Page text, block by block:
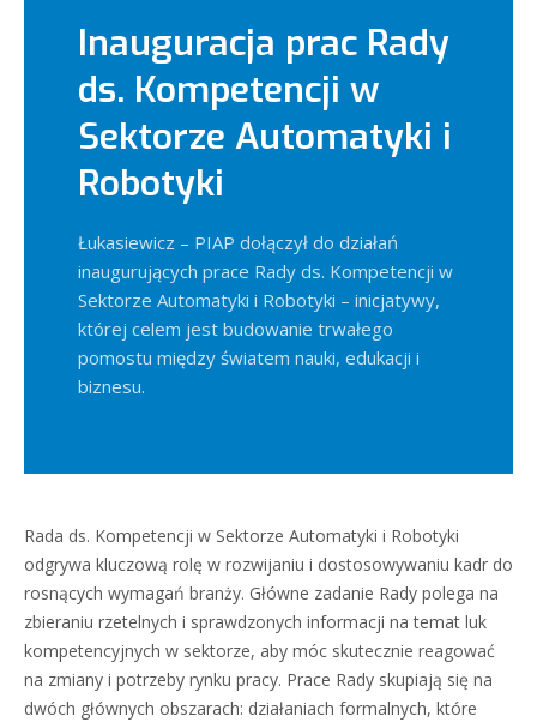
Inauguracja prac Rady
ds. Kompetencji w
Sektorze Automatyki i
Robotyki
Łukasiewicz – PIAP dołączył do działań
inaugurujących prace Rady ds. Kompetencji w
Sektorze Automatyki i Robotyki – inicjatywy,
której celem jest budowanie trwałego
pomostu między światem nauki, edukacji i
biznesu.
Rada ds. Kompetencji w Sektorze Automatyki i Robotyki
odgrywa kluczową rolę w rozwijaniu i dostosowywaniu kadr do
rosnących wymagań branży. Główne zadanie Rady polega na
zbieraniu rzetelnych i sprawdzonych informacji na temat luk
kompetencyjnych w sektorze, aby móc skutecznie reagować
na zmiany i potrzeby rynku pracy. Prace Rady skupiają się na
dwóch głównych obszarach: działaniach formalnych, które